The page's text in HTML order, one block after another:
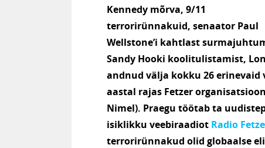
Kennedy mõrva, 9/11
terrorirünnakuid, senaator Paul
Wellstone’i kahtlast
Sandy Hooki koolitulistamist,
andnud välja kokku 26
aastal rajas Fetzer
Nimel). Praegu töötab ta
isiklikku veebiraadiot Radio
terrorirünnakud olid globaalse